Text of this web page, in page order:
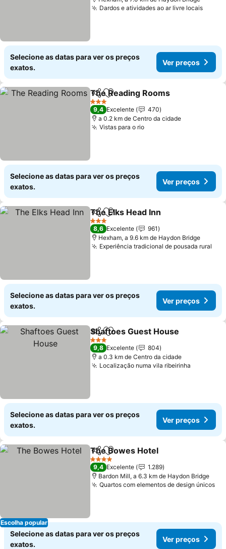
Dardos e atividades ao ar livre locaisVer
Selecione as datas para ver os preços
exatos.
Ver preços
PartilharAdicionar aos favoritos
The Reading Rooms
3 Estrelas
9,4 Excelente
470
a 0.2 km de Centro da cidade
Vistas para o rioVer preços
Selecione as datas para ver os preços
exatos.
Ver preços
PartilharAdicionar aos favoritos
The Elks Head Inn
3 Estrelas
8,6 Excelente
961
Hexham, a 9.6 km de Haydon Bridge
Experiência tradicional de pousada rural
Selecione as datas para ver os preços
exatos.
Ver preços
PartilharAdicionar aos favoritos
Shaftoes Guest House
3 Estrelas
9,8 Excelente
804
a 0.3 km de Centro da cidade
Localização numa vila ribeirinha
Selecione as datas para ver os preços
exatos.
Ver preços
Escolha popular
PartilharAdicionar aos favoritos
The Bowes Hotel
4 Estrelas
9,4 Excelente
1.289
Bardon Mill, a 6.3 km de Haydon Bridge
Quartos com elementos de design únicos
Selecione as datas para ver os preços
exatos.
Ver preços